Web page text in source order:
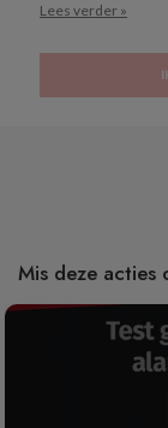
Lees verder »
Mis deze acties